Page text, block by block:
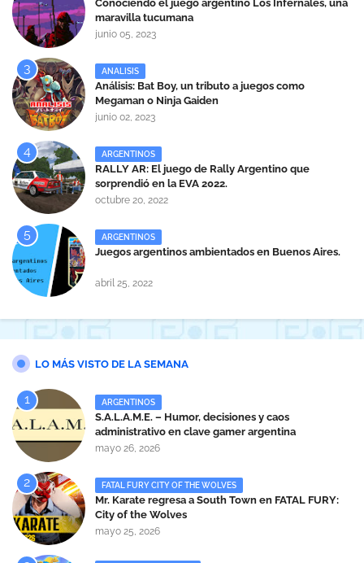
Conociendo el juego argentino Los Infernales, una
maravilla tucumana
junio 05, 2023
ANALISIS
Análisis: Bat Boy, un tributo a juegos como
Megaman o Ninja Gaiden
junio 02, 2023
ARGENTINOS
RALLY AR: El juego de Rally Argentino que
sorprendió en la EVA 2022.
octubre 20, 2022
ARGENTINOS
Juegos argentinos ambientados en Buenos Aires.
abril 25, 2022
LO MÁS VISTO DE LA SEMANA
ARGENTINOS
S.A.L.A.M.E. – Humor, decisiones y caos
administrativo en clave gamer argentina
mayo 26, 2026
FATAL FURY CITY OF THE WOLVES
Mr. Karate regresa a South Town en FATAL FURY:
City of the Wolves
mayo 25, 2026